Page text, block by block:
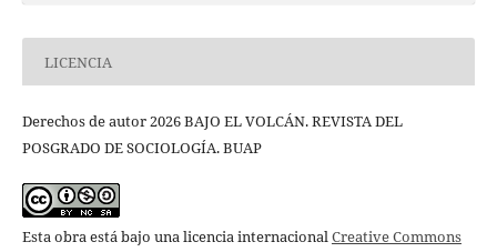
LICENCIA
Derechos de autor 2026 BAJO EL VOLCÁN. REVISTA DEL
POSGRADO DE SOCIOLOGÍA. BUAP
Esta obra está bajo una licencia internacionalCreative Commons